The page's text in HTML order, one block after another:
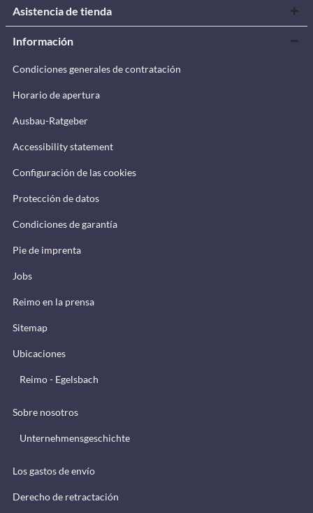
Asistencia de tienda
Información
Condiciones generales de contratación
Horario de apertura
Ausbau-Ratgeber
Accessibility statement
Configuración de las cookies
Protección de datos
Condiciones de garantía
Pie de imprenta
Jobs
Reimo en la prensa
Sitemap
Ubicaciones
Reimo - Egelsbach
Sobre nosotros
Unternehmensgeschichte
Los gastos de envío
Derecho de retractación